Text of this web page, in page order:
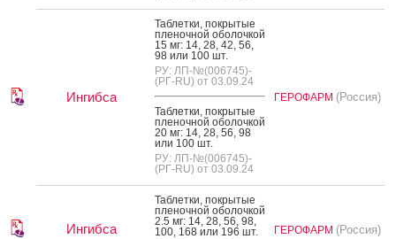
Ингибса
Таб­летки, пок­ры­тые
пле­ноч­ной обо­лоч­кой
15 мг: 14, 28, 42, 56,
98 или 100 шт.
РУ: ЛП-№(006745)-
(РГ-RU) от 03.09.24
Таб­летки, пок­ры­тые
пле­ноч­ной обо­лоч­кой
20 мг: 14, 28, 56, 98
или 100 шт.
РУ: ЛП-№(006745)-
(РГ-RU) от 03.09.24
ГЕРОФАРМ (Россия)
Ингибса
Таб­летки, пок­ры­тые
пле­ноч­ной обо­лоч­кой
2.5 мг: 14, 28, 56, 98,
100, 168 или 196 шт.
ГЕРОФАРМ (Россия)